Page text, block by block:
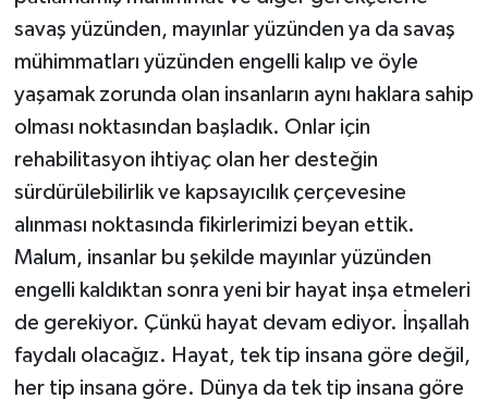
savaş yüzünden, mayınlar yüzünden ya da savaş
mühimmatları yüzünden engelli kalıp ve öyle
yaşamak zorunda olan insanların aynı haklara sahip
olması noktasından başladık. Onlar için
rehabilitasyon ihtiyaç olan her desteğin
sürdürülebilirlik ve kapsayıcılık çerçevesine
alınması noktasında fikirlerimizi beyan ettik.
Malum, insanlar bu şekilde mayınlar yüzünden
engelli kaldıktan sonra yeni bir hayat inşa etmeleri
de gerekiyor. Çünkü hayat devam ediyor. İnşallah
faydalı olacağız. Hayat, tek tip insana göre değil,
her tip insana göre. Dünya da tek tip insana göre